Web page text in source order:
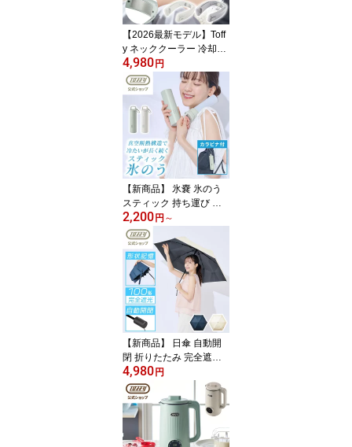
ウトドア スポーツ観戦
通勤 通学 散歩 トフィー
【2026最新モデル】Toff
y ネッククーラー 冷却プ
レート 首掛け扇風機 ネ
ックファン 羽根なし 軽
量 Type-C充電 ハンズフ
リー 首元冷却 携帯 扇風
機 ファン 熱中症対策 暑
さ対策 通勤 通学 散歩 ア
ウトドア スポーツ観戦
料理 庭作業 トフィー プ
レゼント おしゃれ 父の
日
4,980円
【新商品】 氷嚢 氷のう
スティック 持ち運び 携
帯氷嚢 Toffy アイスパッ
ク ネッククーラー 首冷
却 熱中症対策 暑さ対策
冷却グッズ 真空断熱 ミ
ニアイスパック 冷感ステ
ィック コンパクト 軽量
繰り返し使える 通勤 通
学 スポーツ アウトドア
フェス キャンプ 海水浴
父の日
2,200円 ～
【新商品】 日傘 自動開
閉 折りたたみ 完全遮光
形状記憶 晴雨兼用 すぐ
畳める たたみやすい 涼
しい 6本骨 UVカット10
0％ 遮熱 コンパクト レデ
ィース メンズ ユニセッ
クス UPF50+ 日焼け対策
4,980円